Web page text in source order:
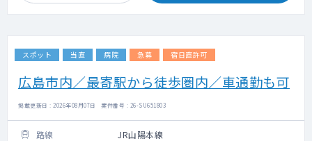
スポット 当直 病院 急募 宿日直許可
広島市内／最寄駅から徒歩圏内／車通勤も可
掲載更新日 : 2026年08月07日 案件番号 : 26-SU651803
路線 JR山陽本線